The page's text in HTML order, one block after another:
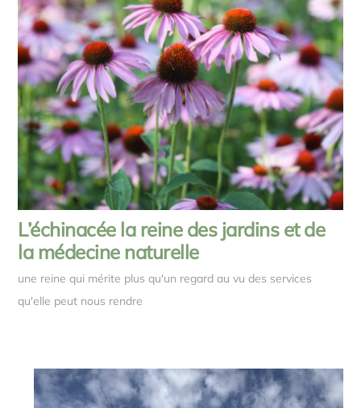
L’échinacée la reine des jardins et de
la médecine naturelle
une reine qui mérite plus qu'un regard au vu des services
qu'elle peut nous rendre